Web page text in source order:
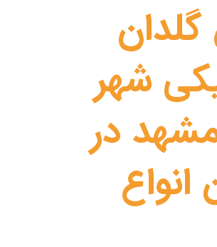
شهر
در
انواع